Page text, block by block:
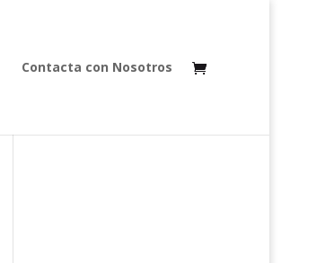
Contacta con Nosotros